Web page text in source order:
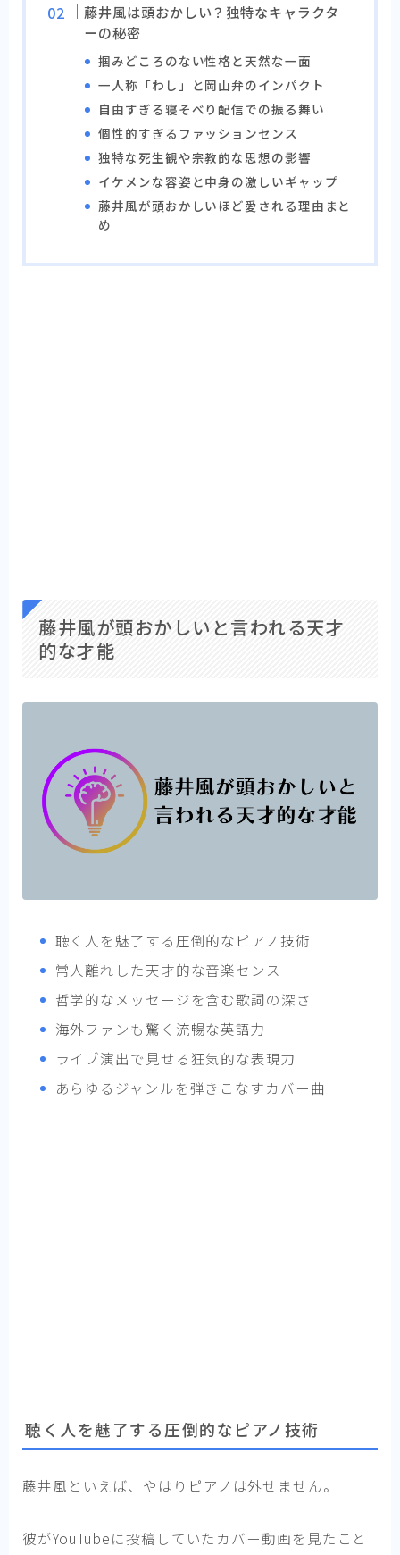
藤井風は頭おかしい？独特なキャラクタ
ーの秘密
掴みどころのない性格と天然な一面
一人称「わし」と岡山弁のインパクト
自由すぎる寝そべり配信での振る舞い
個性的すぎるファッションセンス
独特な死生観や宗教的な思想の影響
イケメンな容姿と中身の激しいギャップ
藤井風が頭おかしいほど愛される理由まと
め
藤井風が頭おかしいと言われる天才
的な才能
聴く人を魅了する圧倒的なピアノ技術
常人離れした天才的な音楽センス
哲学的なメッセージを含む歌詞の深さ
海外ファンも驚く流暢な英語力
ライブ演出で見せる狂気的な表現力
あらゆるジャンルを弾きこなすカバー曲
聴く人を魅了する圧倒的なピアノ技術
藤井風といえば、やはりピアノは外せません。
彼がYouTubeに投稿していたカバー動画を見たこと